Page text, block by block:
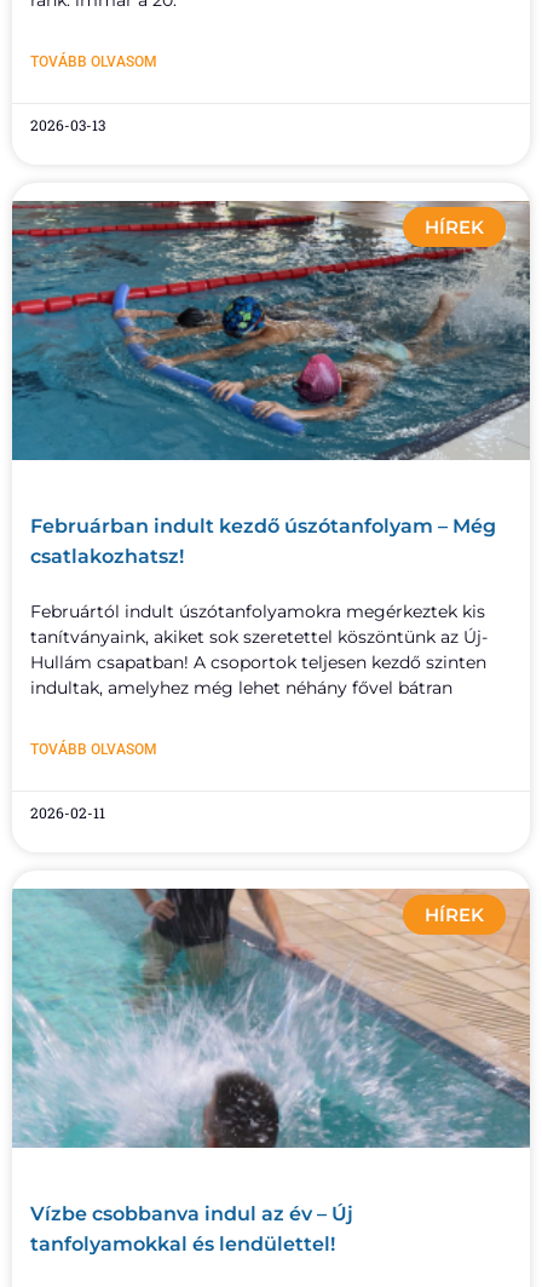
TOVÁBB OLVASOM
2026-03-13
HÍREK
Februárban indult kezdő úszótanfolyam – Még
csatlakozhatsz!
Februártól indult úszótanfolyamokra megérkeztek kis
tanítványaink, akiket sok szeretettel köszöntünk az Új-
Hullám csapatban! A csoportok teljesen kezdő szinten
indultak, amelyhez még lehet néhány fővel bátran
TOVÁBB OLVASOM
2026-02-11
HÍREK
Vízbe csobbanva indul az év – Új
tanfolyamokkal és lendülettel!